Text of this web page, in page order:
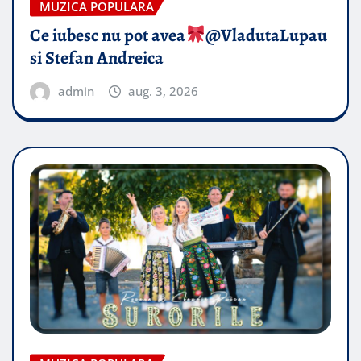
MUZICA POPULARA
Ce iubesc nu pot avea
​@VladutaLupau
si Stefan Andreica
admin aug. 3, 2026